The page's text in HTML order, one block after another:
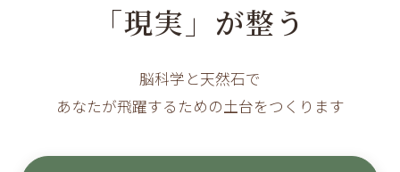
「現実」が整う
脳科学と天然石で
あなたが飛躍するための土台をつくります